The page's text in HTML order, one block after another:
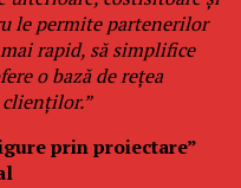
le permite partenerilor
rapid, să simplifice
o bază de rețea
clienților.”
prin proiectare”